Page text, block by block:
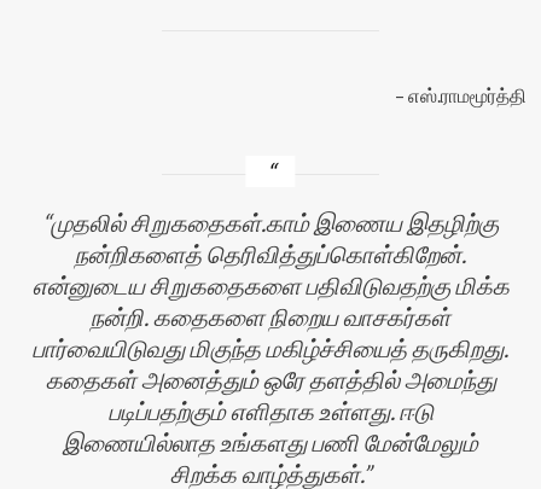
எஸ்.ராமமூர்த்தி
முதலில் சிறுகதைகள்.காம் இணைய இதழிற்கு
நன்றிகளைத் தெரிவித்துப்கொள்கிறேன்.
என்னுடைய சிறுகதைகளை பதிவிடுவதற்கு மிக்க
நன்றி. கதைகளை நிறைய வாசகர்கள்
பார்வையிடுவது மிகுந்த மகிழ்ச்சியைத் தருகிறது.
கதைகள் அனைத்தும் ஒரே தளத்தில் அமைந்து
படிப்பதற்கும் எளிதாக உள்ளது. ஈடு
இணையில்லாத உங்களது பணி மேன்மேலும்
சிறக்க வாழ்த்துகள்.